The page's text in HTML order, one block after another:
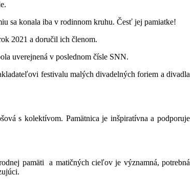
sa konala iba v rodinnom kruhu. Česť jej pamiatke!
2021 a doručil ich členom.
uverejnená v poslednom čísle SNN.
festivalu malých divadelných foriem a divadla
s kolektívom. Pamätnica je inšpiratívna a podporuje
pamäti a matičných cieľov je významná, potrebná